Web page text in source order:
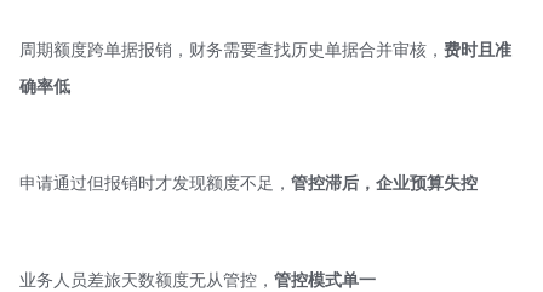
周期额度跨单据报销，财务需要查找历史单据合并审核， 费时且准
确率低
申请通过但报销时才发现额度不足， 管控滞后， 企业预算失控
业务人员差旅天数额度无从管控， 管控模式单一